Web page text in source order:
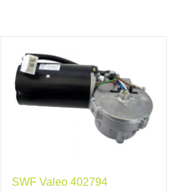
SWF Valeo 402794